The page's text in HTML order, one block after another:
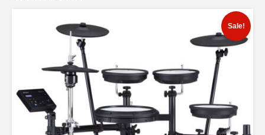
Sale!